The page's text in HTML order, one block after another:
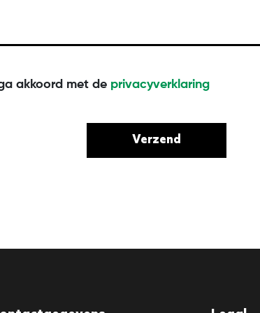
akkoord met de privacyverklaring